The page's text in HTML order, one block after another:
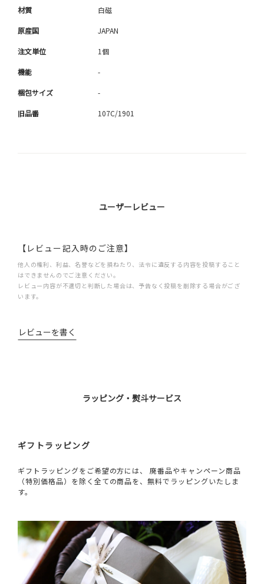
材質 白磁
原産国 JAPAN
注文単位 1個
機能 -
梱包サイズ -
旧品番 107C/1901
ユーザーレビュー
【レビュー記入時のご注意】
他人の権利、利益、名誉などを損ねたり、法令に違反する内容を投稿すること
はできませんのでご注意ください。
レビュー内容が不適切と判断した場合は、予告なく投稿を削除する場合がござ
います。
レビューを書く
ラッピング・熨斗サービス
ギフトラッピング
ギフトラッピングをご希望の方には、 廃番品やキャンペーン商品
（特別価格品）を除く全ての商品を、無料でラッピングいたしま
す。